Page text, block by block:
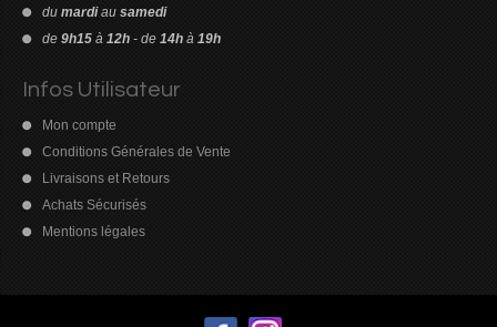
du mardiau samedi
de 9h15 à 12h - de 14h à 19h
en toute simplicité, sans utiliser directement votre carte bancaire.
évaluations détaillées, visitez
tarder.
Infos Utilisateur
Mon compte
Conditions Générales de Vente
Livraisons et Retours
Achats Sécurisés
Mentions légales